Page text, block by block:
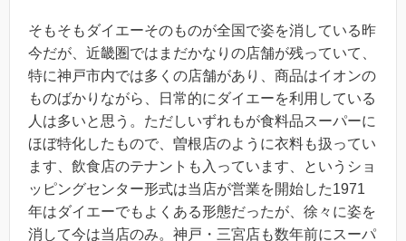
そもそもダイエーそのものが全国で姿を消している昨
今だが、近畿圏ではまだかなりの店舗が残っていて、
特に神戸市内では多くの店舗があり、商品はイオンの
ものばかりながら、日常的にダイエーを利用している
人は多いと思う。ただしいずれもが食料品スーパーに
ほぼ特化したもので、曽根店のように衣料も扱ってい
ます、飲食店のテナントも入っています、というショ
ッピングセンター形式は当店が営業を開始した1971
年はダイエーでもよくある形態だったが、徐々に姿を
消して今は当店のみ。神戸・三宮店も数年前にスーパ